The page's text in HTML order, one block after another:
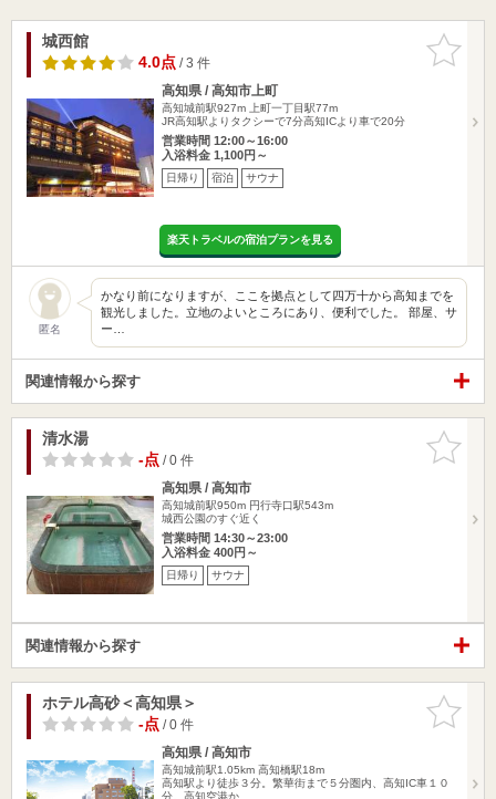
お気に入
りに追加
城西館
4.0点/ 3 件
高知県 / 高知市上町
高知城前駅927m
上町一丁目駅77m
JR高知駅よりタクシーで7分高知ICより車で20分
営業時間 12:00～16:00
入浴料金 1,100円～
日帰り 宿泊 サウナ
楽天トラベルの宿泊プランを見る
匿名
かなり前になりますが、ここを拠点として四万十から高知までを
観光しました。立地のよいところにあり、便利でした。 部屋、サ
ー…
関連情報から探す
お気に入
りに追加
清水湯
-点/ 0 件
高知県 / 高知市
高知城前駅950m 円行寺口駅543m
城西公園のすぐ近く
営業時間 14:30～23:00
入浴料金 400円～
日帰り サウナ
関連情報から探す
お気に入
りに追加
ホテル高砂＜高知県＞
-点/ 0 件
高知県 / 高知市
高知城前駅1.05km 高知橋駅18m
高知駅より徒歩３分。繁華街まで５分圏内、高知IC車１０
分。高知空港か…